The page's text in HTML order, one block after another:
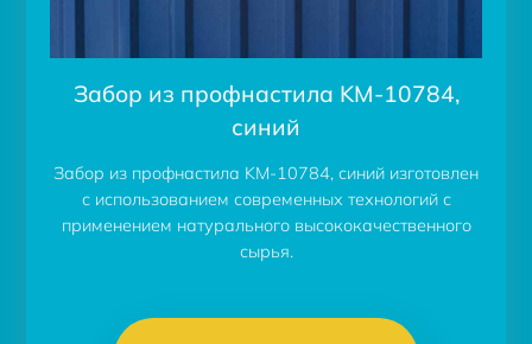
Забор из профнастила KM-10784,
синий
Забор из профнастила KM-10784, синий изготовлен
с использованием современных технологий с
применением натурального высококачественного
сырья.